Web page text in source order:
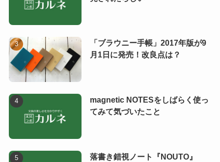
「ブラウニー手帳」2017年版が9
月1日に発売！改良点は？
magnetic NOTESをしばらく使っ
てみて気づいたこと
落書き錯視ノート『NOUTO』